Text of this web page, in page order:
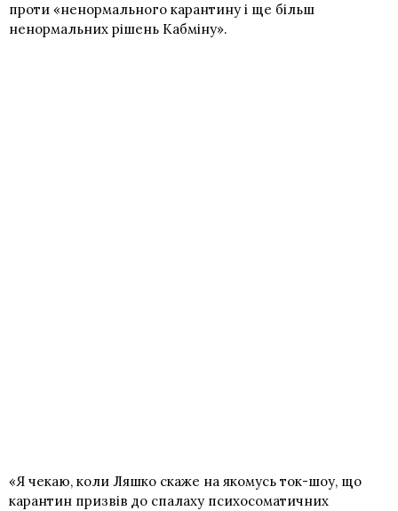
проти «ненормального карантину і ще більш
ненормальних рішень Кабміну».
«Я чекаю, коли Ляшко скаже на якомусь ток-шоу, що
карантин призвів до спалаху психосоматичних